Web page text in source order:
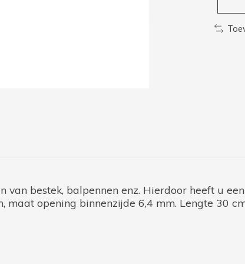
bestek, balpennen enz. Hierdoor heeft u
maat opening binnenzijde 6,4 mm. Lengte 30